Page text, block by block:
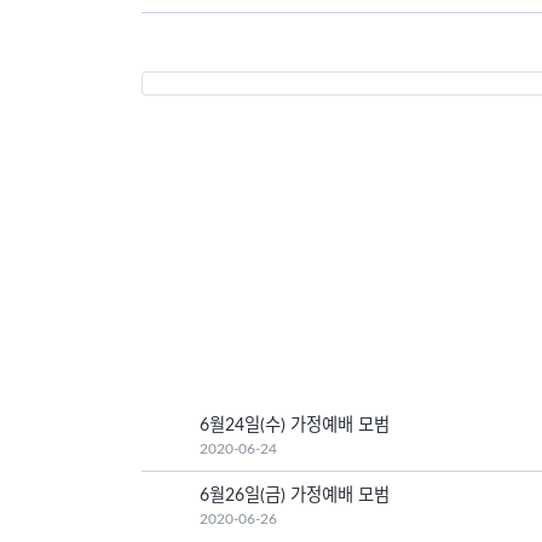
6월24일(수) 가정예배 모범
2020-06-24
6월26일(금) 가정예배 모범
2020-06-26